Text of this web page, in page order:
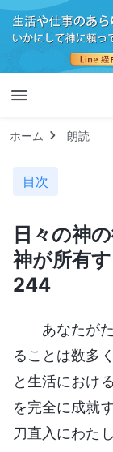
ホーム 朗読
目次
日々の神
神が所有
244
あなたが
ることは数多
と生活におけ
を完全に成就
刀直入にわた